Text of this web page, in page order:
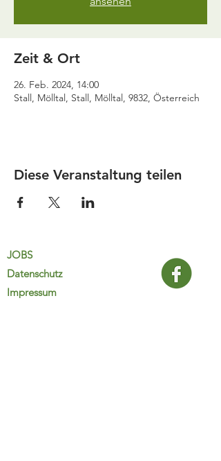
Zeit & Ort
26. Feb. 2024, 14:00
Stall, Mölltal, Stall, Mölltal, 9832, Österreich
Diese Veranstaltung teilen
JOBS
Datenschutz
Impressum